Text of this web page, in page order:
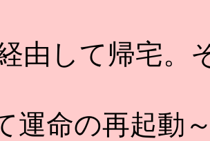
由して帰宅。
命の再起動